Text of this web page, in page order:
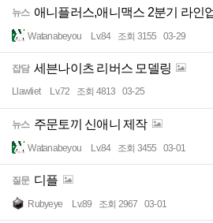
뉴스 애니플러스,애니맥스 2분기 라인
Watanabeyou Lv.84 조회 3155 03-29
잡담 세븐나이츠 리버스 모델링
Llawliet Lv.72 조회 4813 03-25
뉴스 주문토끼 신애니 제작
Watanabeyou Lv.84 조회 3455 03-01
질문 디플
Rubyeye Lv.89 조회 2967 03-01